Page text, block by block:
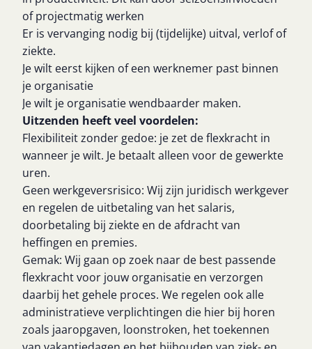
of projectmatig werken
Er is vervanging nodig bij (tijdelijke) uitval, verlof of
ziekte.
Je wilt eerst kijken of een werknemer past binnen
je organisatie
Je wilt je organisatie wendbaarder maken.
Uitzenden heeft veel voordelen:
Flexibiliteit zonder gedoe: je zet de flexkracht in
wanneer je wilt. Je betaalt alleen voor de gewerkte
uren.
Geen werkgeversrisico: Wij zijn juridisch werkgever
en regelen de uitbetaling van het salaris,
doorbetaling bij ziekte en de afdracht van
heffingen en premies.
Gemak: Wij gaan op zoek naar de best passende
flexkracht voor jouw organisatie en verzorgen
daarbij het gehele proces. We regelen ook alle
administratieve verplichtingen die hier bij horen
zoals jaaropgaven, loonstroken, het toekennen